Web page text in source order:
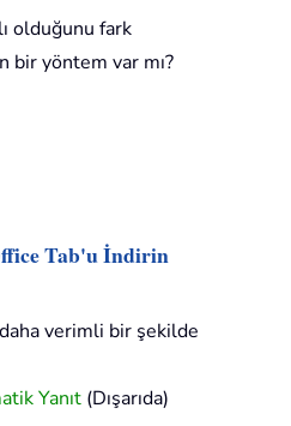
olduğunu fark
bir yöntem var mı?
Tab'u İndirin
verimli bir şekilde
Yanıt (Dışarıda)